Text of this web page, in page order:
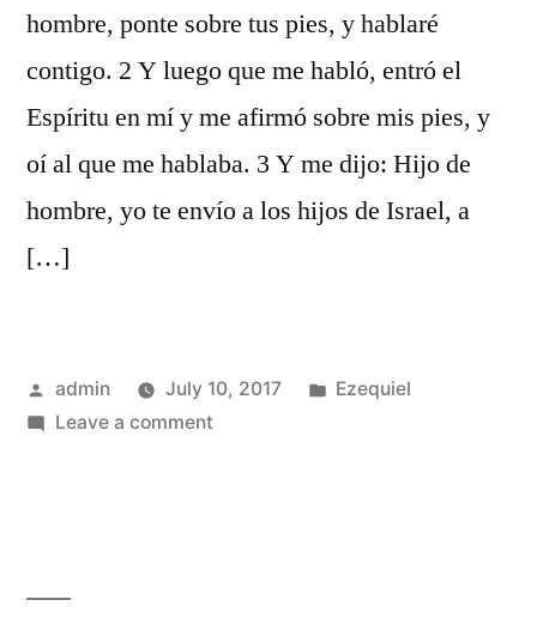
hombre, ponte sobre tus pies, y hablaré
contigo. 2 Y luego que me habló, entró el
Espíritu en mí y me afirmó sobre mis pies, y
oí al que me hablaba. 3 Y me dijo: Hijo de
hombre, yo te envío a los hijos de Israel, a
[…]
Posted
by
admin July 10, 2017
Posted
Ezequiel
Leave a commenton